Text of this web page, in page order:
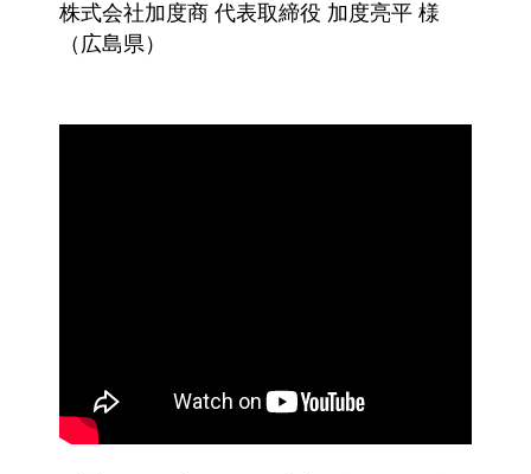
株式会社加度商 代表取締役 加度亮平 様
（広島県）